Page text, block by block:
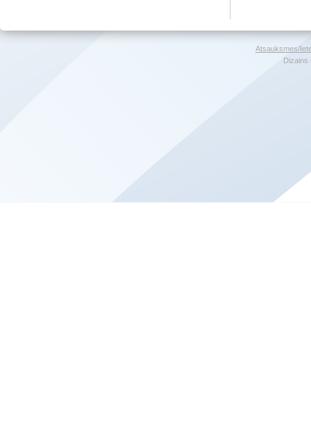
Atsauksmes/
Dizains